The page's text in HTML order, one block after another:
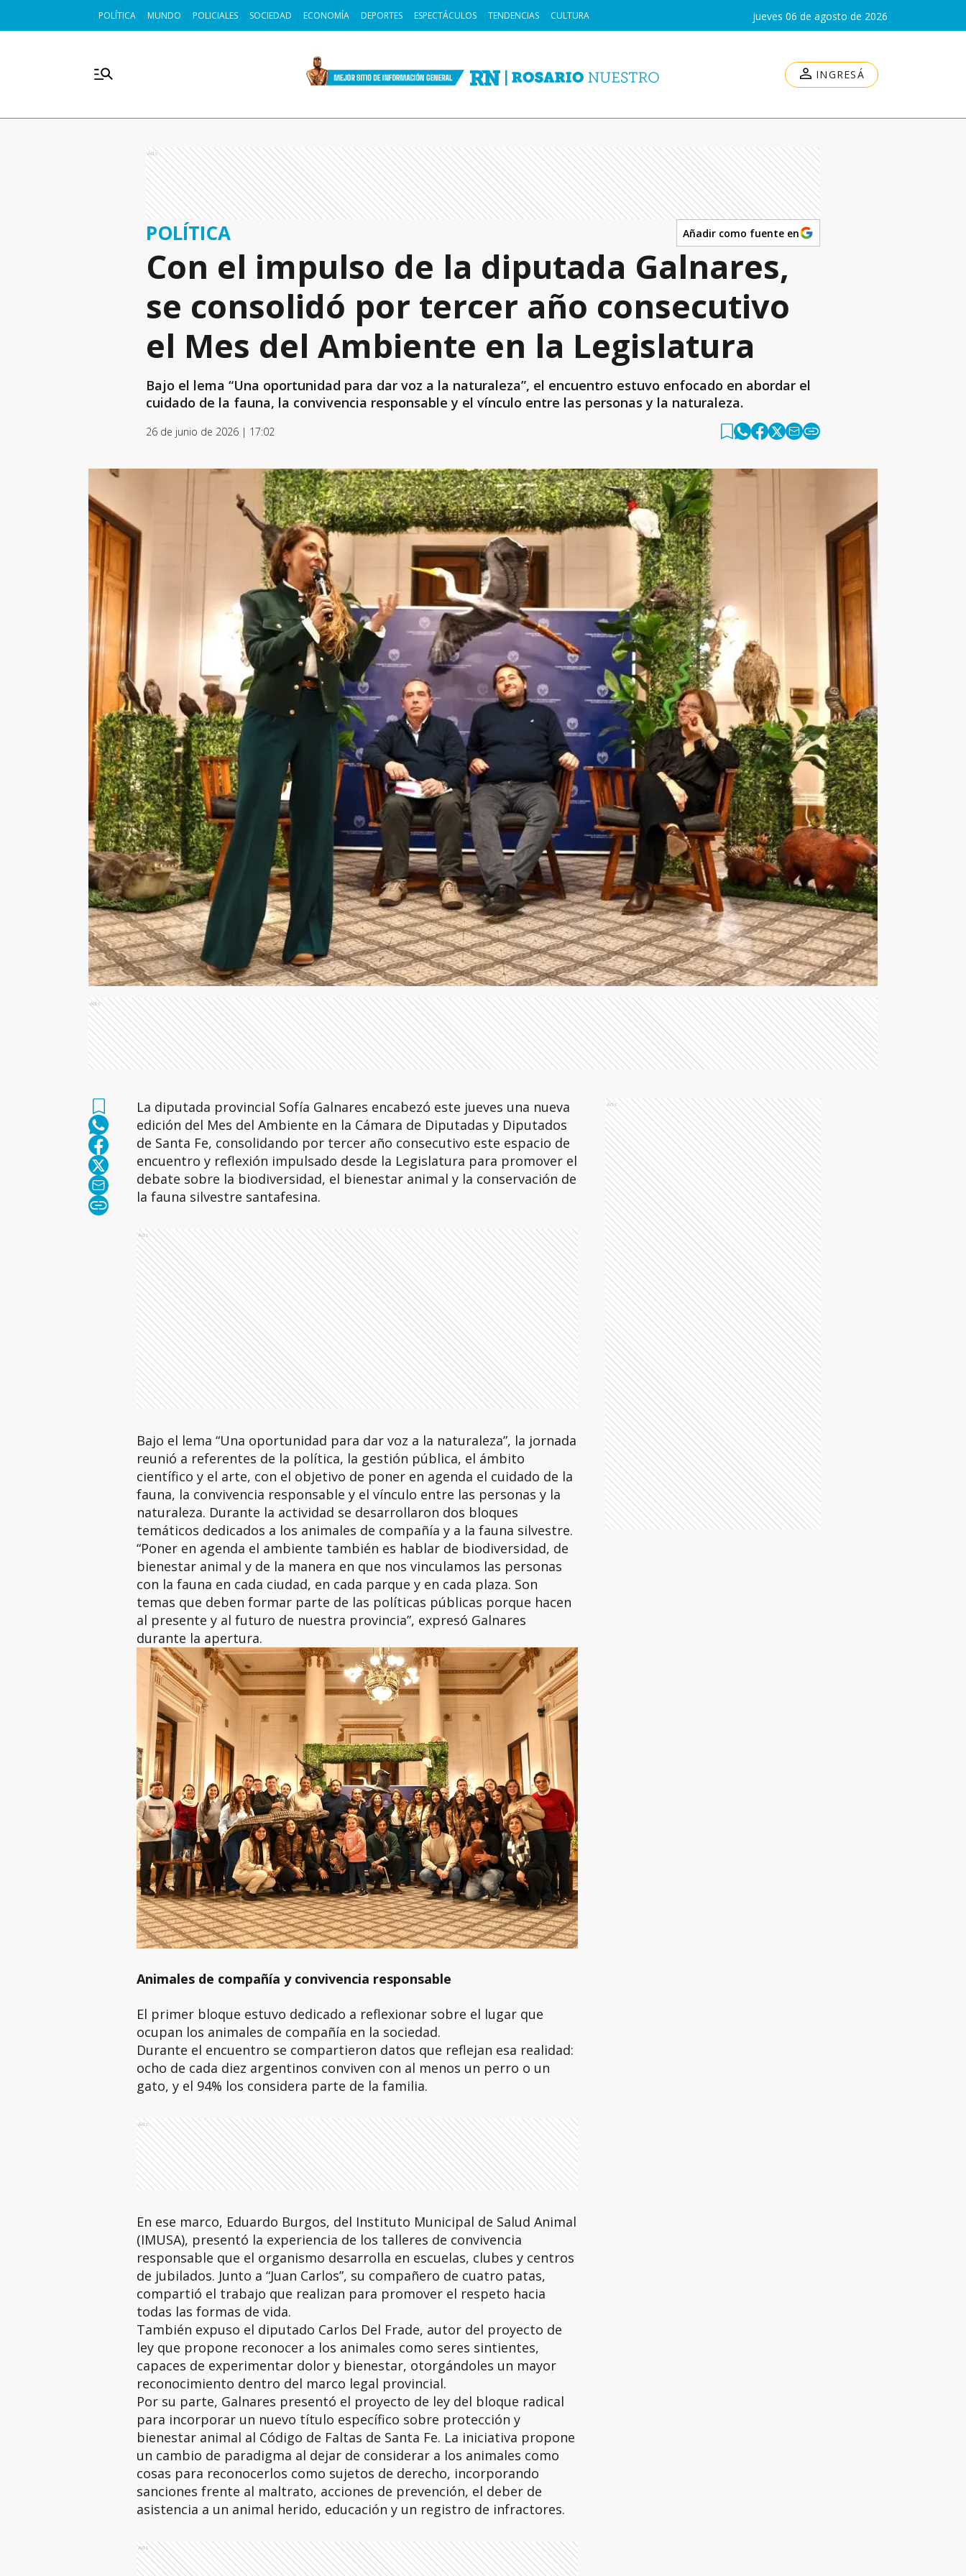
POLÍTICA MUNDO POLICIALES SOCIEDAD ECONOMÍA DEPORTES ESPECTÁCULOS TENDENCIAS CULTURA jueves 06 de agosto de 2026
INGRESÁ
Ads
POLÍTICA Añadir como fuente en
Con el impulso de la diputada Galnares,
se consolidó por tercer año consecutivo
el Mes del Ambiente en la Legislatura
Bajo el lema “Una oportunidad para dar voz a la naturaleza”, el encuentro estuvo enfocado en abordar el
cuidado de la fauna, la convivencia responsable y el vínculo entre las personas y la naturaleza.
26 de junio de 2026 | 17:02
Ads
La diputada provincial Sofía Galnares encabezó este jueves una nueva
edición del Mes del Ambiente en la Cámara de Diputadas y Diputados
de Santa Fe, consolidando por tercer año consecutivo este espacio de
encuentro y reflexión impulsado desde la Legislatura para promover el
debate sobre la biodiversidad, el bienestar animal y la conservación de
la fauna silvestre santafesina.
Ads
Bajo el lema “Una oportunidad para dar voz a la naturaleza”, la jornada
reunió a referentes de la política, la gestión pública, el ámbito
científico y el arte, con el objetivo de poner en agenda el cuidado de la
fauna, la convivencia responsable y el vínculo entre las personas y la
naturaleza. Durante la actividad se desarrollaron dos bloques
temáticos dedicados a los animales de compañía y a la fauna silvestre.
“Poner en agenda el ambiente también es hablar de biodiversidad, de
bienestar animal y de la manera en que nos vinculamos las personas
con la fauna en cada ciudad, en cada parque y en cada plaza. Son
temas que deben formar parte de las políticas públicas porque hacen
al presente y al futuro de nuestra provincia”, expresó Galnares
durante la apertura.
Animales de compañía y convivencia responsable
El primer bloque estuvo dedicado a reflexionar sobre el lugar que
ocupan los animales de compañía en la sociedad.
Durante el encuentro se compartieron datos que reflejan esa realidad:
ocho de cada diez argentinos conviven con al menos un perro o un
gato, y el 94% los considera parte de la familia.
Ads
En ese marco, Eduardo Burgos, del Instituto Municipal de Salud Animal
(IMUSA), presentó la experiencia de los talleres de convivencia
responsable que el organismo desarrolla en escuelas, clubes y centros
de jubilados. Junto a “Juan Carlos”, su compañero de cuatro patas,
compartió el trabajo que realizan para promover el respeto hacia
todas las formas de vida.
También expuso el diputado Carlos Del Frade, autor del proyecto de
ley que propone reconocer a los animales como seres sintientes,
capaces de experimentar dolor y bienestar, otorgándoles un mayor
reconocimiento dentro del marco legal provincial.
Por su parte, Galnares presentó el proyecto de ley del bloque radical
para incorporar un nuevo título específico sobre protección y
bienestar animal al Código de Faltas de Santa Fe. La iniciativa propone
un cambio de paradigma al dejar de considerar a los animales como
cosas para reconocerlos como sujetos de derecho, incorporando
sanciones frente al maltrato, acciones de prevención, el deber de
asistencia a un animal herido, educación y un registro de infractores.
Ads
Ads